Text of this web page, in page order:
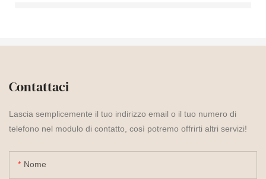
Contattaci
Lascia semplicemente il tuo indirizzo email o il tuo numero di
telefono nel modulo di contatto, così potremo offrirti altri servizi!
Nome